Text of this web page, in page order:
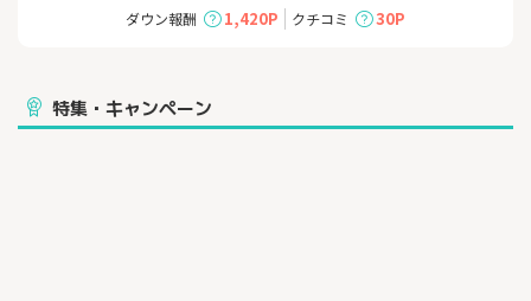
ドコモのスマホとセット割でご利用料金がお得になるのはもちろ
ん、
ダウン報酬 1,420P クチコミ 30P
特集・キャンペーン